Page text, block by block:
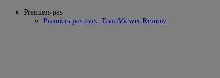
Premiers pas
Premiers pas avec TeamViewer Remote